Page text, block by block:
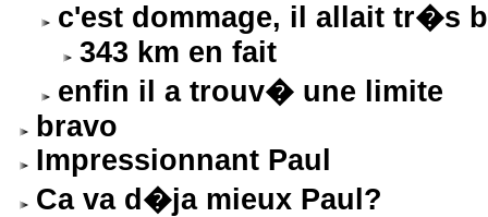
c'est dommage, il allait tr�s
343 km en fait
enfin il a trouv� une limite
bravo
Impressionnant Paul
Ca va d�ja mieux Paul?